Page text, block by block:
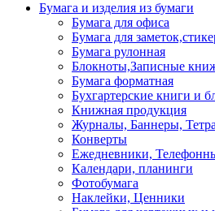
Бумага и изделия из бумаги
Бумага для офиса
Бумага для
Бумага рулонная
Блокноты,Записные
Бумага форматная
Бухгартерские книги и
Книжная продукция
Журналы, Баннеры,
Конверты
Ежедневники,
Календари, планинги
Фотобумага
Наклейки, Ценники